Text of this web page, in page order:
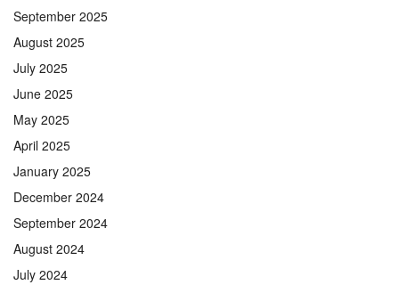
September 2025
August 2025
July 2025
June 2025
May 2025
April 2025
January 2025
December 2024
September 2024
August 2024
July 2024